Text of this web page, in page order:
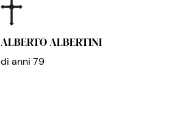
ALBERTO ALBERTINI
di anni 79